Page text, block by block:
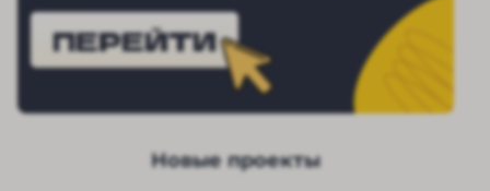
ПЕРЕЙТИ
Новые проекты